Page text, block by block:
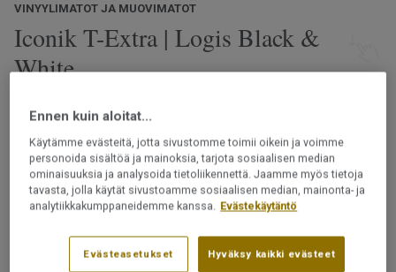
VINYYLIMATOT JA MUOVIMATOT
Iconik T-Extra | Logis Black &
White
valikoima ajattomia kuoseja luonnollisista puu- ja
kivikuoseista aina klassisiin shakkiruutuihin. Lattia, joka
on käytännöllinen, kestävä, helppohoitoinen, tyylikäs
sekä mukava jalan alla. Lue lisää
Rullat saatavilla 2, 3 ja 4 metrin leveyksissä
Sopii erityisen hyvin keittiöön ja eteiseen
Ennen kuin aloitat...
Käytämme evästeitä, jotta sivustomme toimii oikein ja voimme
personoida sisältöä ja mainoksia, tarjota sosiaalisen median
ominaisuuksia ja analysoida tietoliikennettä. Jaamme myös tietoja
tavasta, jolla käytät sivustoamme sosiaalisen median, mainonta- ja
analytiikkakumppaneidemme kanssa. Evästekäytäntö
Evästeasetukset Hyväksy kaikki evästeet